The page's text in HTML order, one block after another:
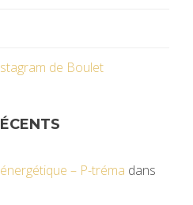
de Boulet
– P-tréma dans